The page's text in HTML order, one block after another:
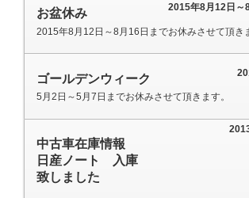
お盆休み
2015年8月12日～8月16日までお休みさせて頂き
ゴールデンウィーク
5月2日～5月7日までお休みさせて頂きます。
中古車在庫情報
日産ノート 入庫
致しました